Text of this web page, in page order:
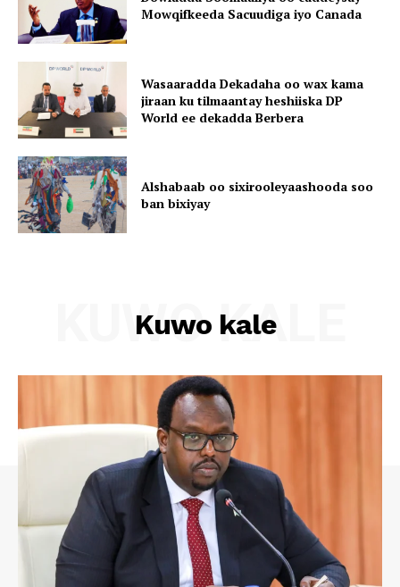
Mowqifkeeda Sacuudiga iyo Canada
Wasaaradda Dekadaha oo wax kama
jiraan ku tilmaantay heshiiska DP
World ee dekadda Berbera
Alshabaab oo sixirooleyaashooda soo
ban bixiyay
Kuwo kale
KUWO KALE